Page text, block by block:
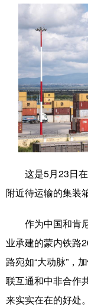
科技
文化
访谈
法律
食品
学术中国
城市
彩票
公益
文化产业
地方频道
这是5月23日在
附近待运输的集装箱
作为中国和肯尼
业承建的蒙内铁路
路宛如“大动脉”，
联互通和中非合作
来实实在在的好处。